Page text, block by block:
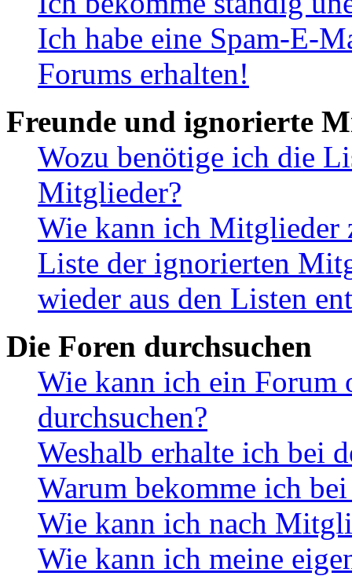
Ich habe eine Spam-E-
Forums erhalten!
Freunde und ignorierte
Wozu benötige ich die
Mitglieder?
Wie kann ich Mitglieder
Liste der ignorierten
wieder aus den Listen
Die Foren durchsuchen
Wie kann ich ein Forum
durchsuchen?
Weshalb erhalte ich bei
Warum bekomme ich
Wie kann ich nach
Wie kann ich meine